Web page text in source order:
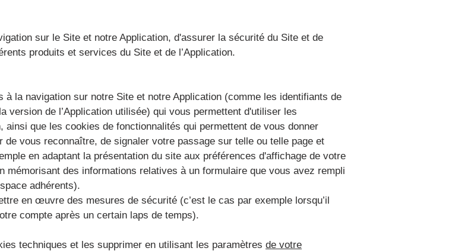
sur le Site et notre Application, d'assurer la sécurité du Site et de
produits et services du Site et de l’Application.
la navigation sur notre Site et notre Application (comme les identifiants de
version de l’Application utilisée) qui vous permettent d'utiliser les
ainsi que les cookies de fonctionnalités qui permettent de vous donner
vous reconnaître, de signaler votre passage sur telle ou telle page et
en adaptant la présentation du site aux préférences d'affichage de votre
mémorisant des informations relatives à un formulaire que vous avez rempli
adhérents).
en œuvre des mesures de sécurité (c’est le cas par exemple lorsqu’il
compte après un certain laps de temps).
techniques et les supprimer en utilisant les paramètres de votre